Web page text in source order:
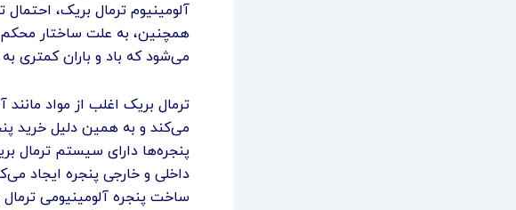
آلومینیوم ترمال بریک،
همچنین، به علت ساختار محکم
می‌شود که باد و باران کمتری
ترمال بریک اغلب از مواد
می‌کند و به همین دلیل خرید
پنجره‌ها دارای سیستم ترمال
داخلی و خارجی پنجره ایجاد
ساخت پنجره آلومینیومی ترمال